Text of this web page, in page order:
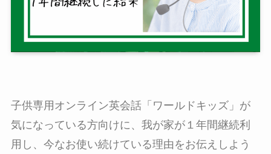
子供専用オンライン英会話「ワールドキッズ」が
気になっている方向けに、我が家が１年間継続利
用し、今なお使い続けている理由をお伝えしよう